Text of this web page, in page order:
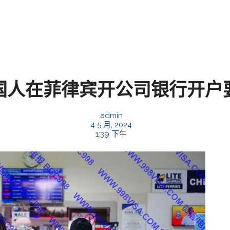
人在菲律宾开公司银行开户
admin
4 5 月, 2024
1:39 下午